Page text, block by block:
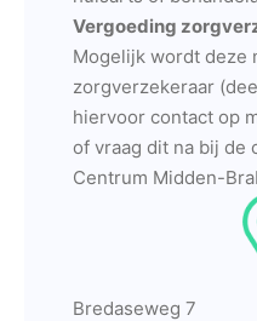
Vergoeding
Mogelijk wordt deze
zorgverzekeraar
hiervoor contact op
of vraag dit na bij de
Centrum Midden-
Bredaseweg 7